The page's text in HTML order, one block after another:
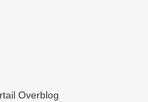
Overblog